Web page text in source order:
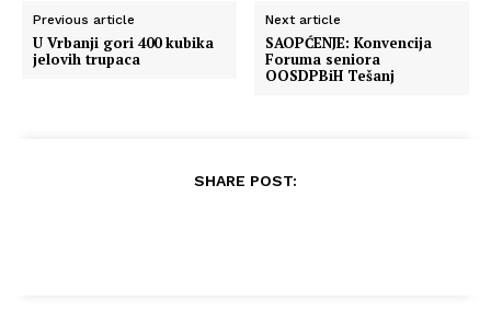
Previous article
U Vrbanji gori 400 kubika
jelovih trupaca
Next article
SAOPĆENJE: Konvencija
Foruma seniora
OOSDPBiH Tešanj
SHARE POST: